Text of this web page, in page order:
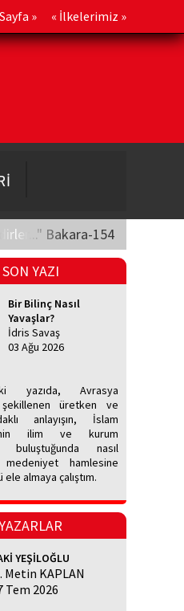
» « İlkelerimiz »
Bakara-154
SON YAZI
Bir Bilinç Nasıl
Yavaşlar?
İdris Savaş
03 Ağu 2026
yazıda, Avrasya
şekillenen üretken ve
anlayışın, İslam
ilim ve kurum
buluştuğunda nasıl
hamlesine
almaya çalıştım.
YEŞİLOĞLU
Metin KAPLAN
Tem 2026